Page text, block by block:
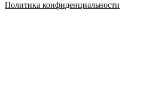
Политика конфиденциальности